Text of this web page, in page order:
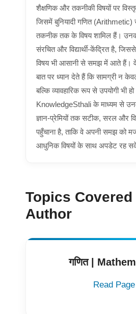
शैक्षणिक और तकनीकी विषयों पर
जिसमें बुनियादी गणित
तकनीक तक के विषय शामिल हैं।
संरचित और विद्यार्थी-केंद्रित है,
विषय भी आसानी से समझ में आते हैं।
बात पर ध्यान देते हैं कि सामग्री न
बल्कि व्यावहारिक रूप से उपयोगी भी
KnowledgeSthali के माध्यम से
ज्ञान-प्रेमियों तक सटीक, सरल और
पहुँचाना है, ताकि वे अपनी समझ
आधुनिक विषयों के साथ अपडेट रह
Topics
Author
गणित |
Read Page